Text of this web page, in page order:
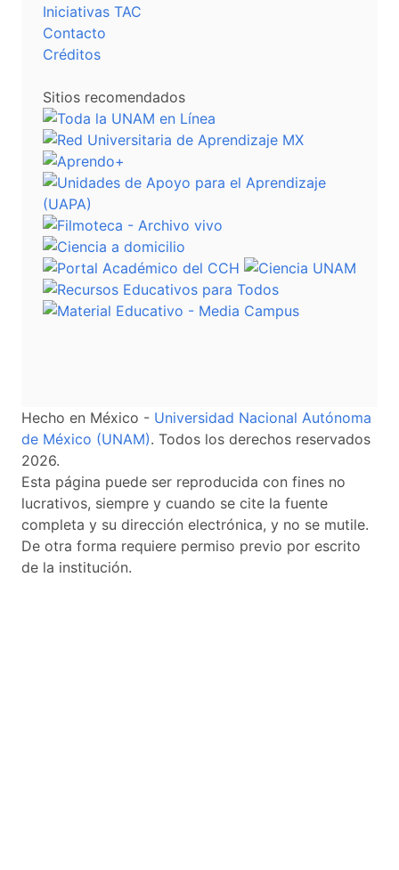
Iniciativas TAC
Contacto
Créditos
Sitios recomendados
Hecho en México - Universidad Nacional Autónoma
de México (UNAM). Todos los derechos reservados
2026.
Esta página puede ser reproducida con fines no
lucrativos, siempre y cuando se cite la fuente
completa y su dirección electrónica, y no se mutile.
De otra forma requiere permiso previo por escrito
de la institución.